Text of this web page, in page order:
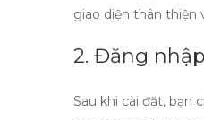
giao diện thân thiện
2. Đăng
Sau khi cài đặt, bạn